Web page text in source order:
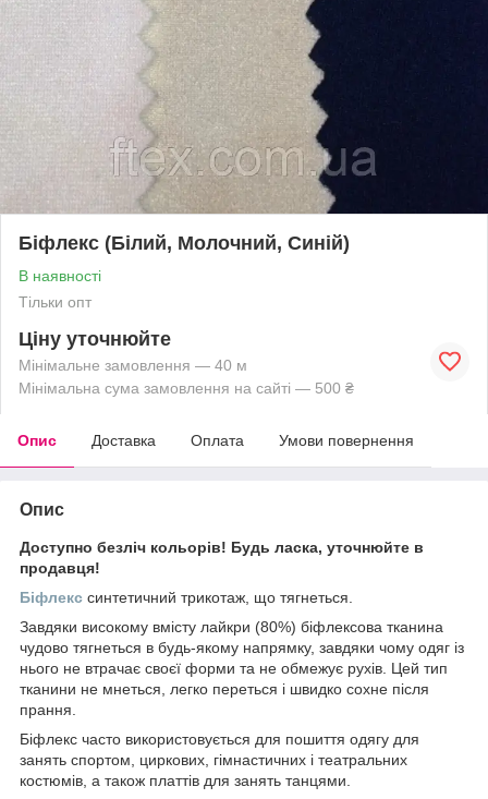
Біфлекс (Білий, Молочний, Синій)
В наявності
Тільки опт
Ціну уточнюйте
Мінімальне замовлення — 40 м
Мінімальна сума замовлення на сайті — 500 ₴
Опис Доставка Оплата Умови повернення
Опис
Доступно безліч кольорів! Будь ласка, уточнюйте в
продавця!
Біфлекс синтетичний трикотаж, що тягнеться.
Завдяки високому вмісту лайкри (80%) біфлексова тканина
чудово тягнеться в будь-якому напрямку, завдяки чому одяг із
нього не втрачає своєї форми та не обмежує рухів. Цей тип
тканини не мнеться, легко переться і швидко сохне після
прання.
Біфлекс часто використовується для пошиття одягу для
занять спортом, циркових, гімнастичних і театральних
костюмів, а також платтів для занять танцями.